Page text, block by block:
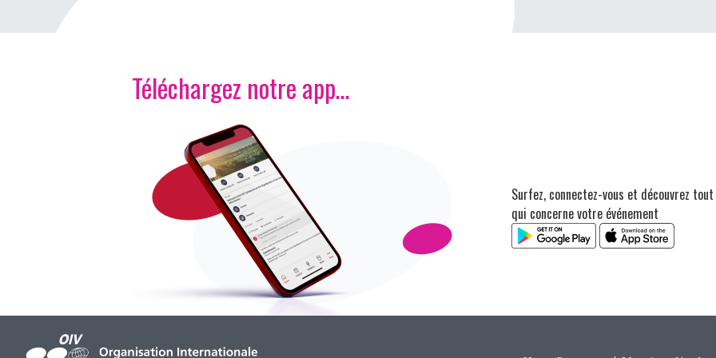
Téléchargez notre app…
Surfez, connectez-vous et découvrez
qui concerne votre événement